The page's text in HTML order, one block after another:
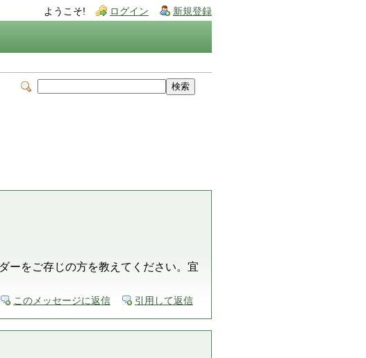
ようこそ! ログイン 新規登録
ーをご存じの方を教えてください。宜
このメッセージに返信 引用して返信